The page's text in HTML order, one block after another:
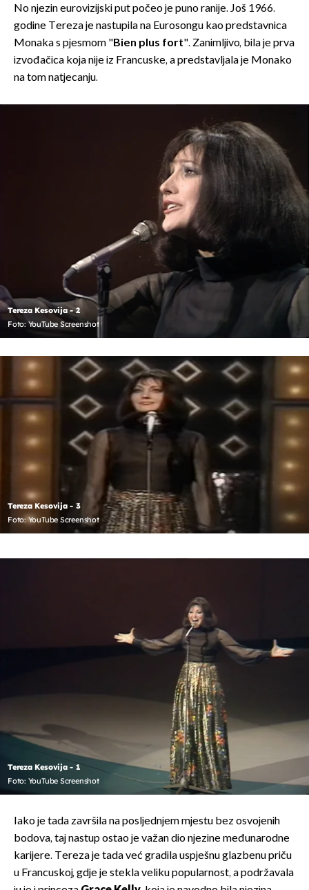
No njezin eurovizijski put počeo je puno ranije. Još 1966.
godine Tereza je nastupila na Eurosongu kao predstavnica
Monaka s pjesmom "Bien plus fort". Zanimljivo, bila je prva
izvođačica koja nije iz Francuske, a predstavljala je Monako
na tom natjecanju.
Tereza Kesovija - 2
Foto: YouTube Screenshot
Tereza Kesovija - 3
Foto: YouTube Screenshot
Tereza Kesovija - 1
Foto: YouTube Screenshot
Iako je tada završila na posljednjem mjestu bez osvojenih
bodova, taj nastup ostao je važan dio njezine međunarodne
karijere. Tereza je tada već gradila uspješnu glazbenu priču
u Francuskoj, gdje je stekla veliku popularnost, a podržavala